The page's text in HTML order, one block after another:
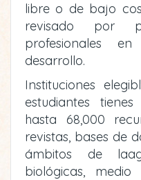
libre o de bajo
revisado por
profesionales
desarrollo.
Instituciones
estudiantes
hasta 68,000
revistas, bases de
ámbitos de
biológicas,